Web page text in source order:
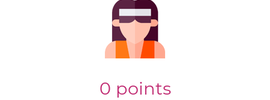
0 points